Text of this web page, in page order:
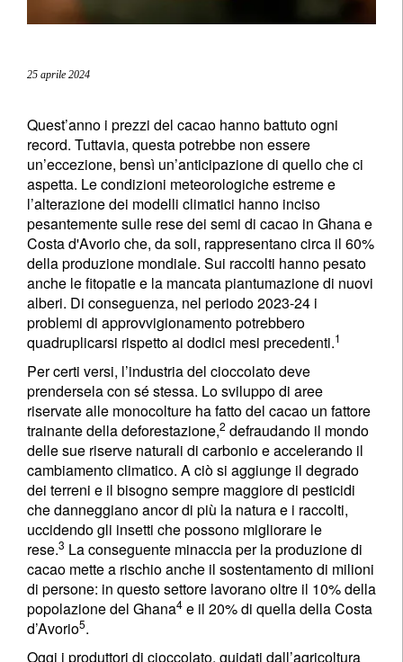
25 aprile 2024
Quest’anno i prezzi del cacao hanno battuto ogni
record. Tuttavia, questa potrebbe non essere
un’eccezione, bensì un’anticipazione di quello che ci
aspetta. Le condizioni meteorologiche estreme e
l’alterazione dei modelli climatici hanno inciso
pesantemente sulle rese dei semi di cacao in Ghana e
Costa d'Avorio che, da soli, rappresentano circa il 60%
della produzione mondiale. Sui raccolti hanno pesato
anche le fitopatie e la mancata piantumazione di nuovi
alberi. Di conseguenza, nel periodo 2023-24 i
problemi di approvvigionamento potrebbero
quadruplicarsi rispetto ai dodici mesi precedenti.1
Per certi versi, l’industria del cioccolato deve
prendersela con sé stessa. Lo sviluppo di aree
riservate alle monocolture ha fatto del cacao un fattore
trainante della deforestazione,2 defraudando il mondo
delle sue riserve naturali di carbonio e accelerando il
cambiamento climatico. A ciò si aggiunge il degrado
dei terreni e il bisogno sempre maggiore di pesticidi
che danneggiano ancor di più la natura e i raccolti,
uccidendo gli insetti che possono migliorare le
rese.3 La conseguente minaccia per la produzione di
cacao mette a rischio anche il sostentamento di milioni
di persone: in questo settore lavorano oltre il 10% della
popolazione del Ghana4 e il 20% di quella della Costa
d’Avorio5.
Oggi i produttori di cioccolato, guidati dall’agricoltura